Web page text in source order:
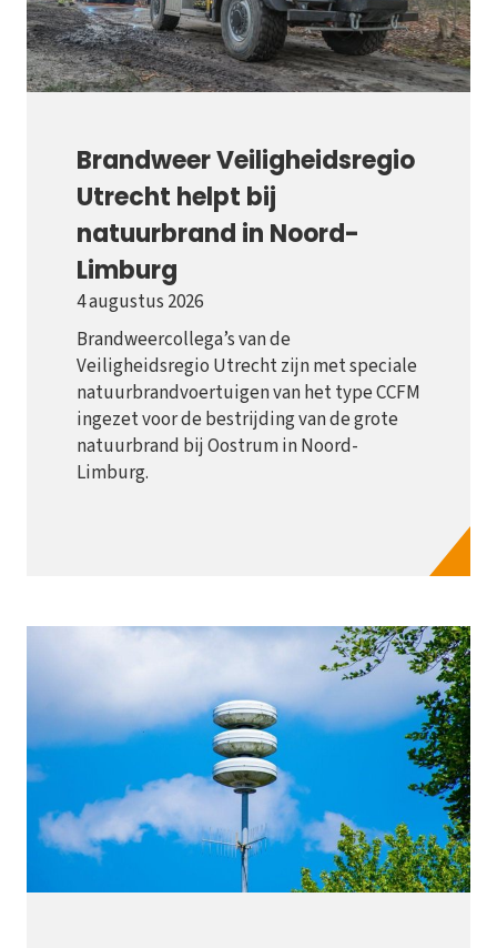
Brandweer Veiligheidsregio
Utrecht helpt bij
natuurbrand in Noord-
Limburg
4 augustus 2026
Brandweercollega’s van de
Veiligheidsregio Utrecht zijn met speciale
natuurbrandvoertuigen van het type CCFM
ingezet voor de bestrijding van de grote
natuurbrand bij Oostrum in Noord-
Limburg.